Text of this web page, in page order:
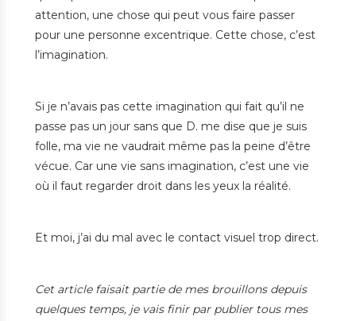
attention, une chose qui peut vous faire passer
pour une personne excentrique. Cette chose, c’est
l’imagination.
Si je n’avais pas cette imagination qui fait qu’il ne
passe pas un jour sans que D. me dise que je suis
folle, ma vie ne vaudrait même pas la peine d’être
vécue. Car une vie sans imagination, c’est une vie
où il faut regarder droit dans les yeux la réalité.
Et moi, j’ai du mal avec le contact visuel trop direct.
Cet article faisait partie de mes brouillons depuis
quelques temps, je vais finir par publier tous mes